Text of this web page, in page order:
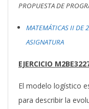
PROPUESTA DE
MATEMÁTICAS II DE
ASIGNATURA
EJERCICIO
El modelo logístico
para describir la